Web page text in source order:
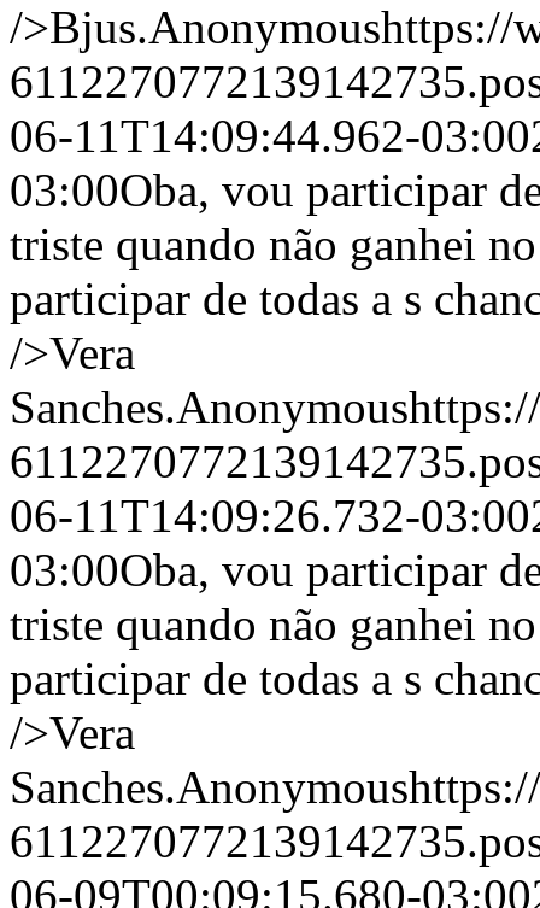
/>Bjus.Anonymoushttps://
06-11T14:09:44.962-03:00
03:00Oba, vou participar
triste quando não ganhei
participar de todas a s
/>Vera
Sanches.Anonymous
06-11T14:09:26.732-03:00
03:00Oba, vou participar
triste quando não ganhei
participar de todas a s
/>Vera
Sanches.Anonymous
06-09T00:09:15.680-03:00